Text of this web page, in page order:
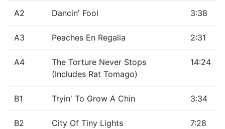
A2 Dancin' Fool 3:38
A3 Peaches En Regalia 2:31
A4
The Torture Never Stops
(Includes Rat Tomago)
14:24
B1 Tryin' To Grow A Chin 3:34
B2 City Of Tiny Lights 7:28